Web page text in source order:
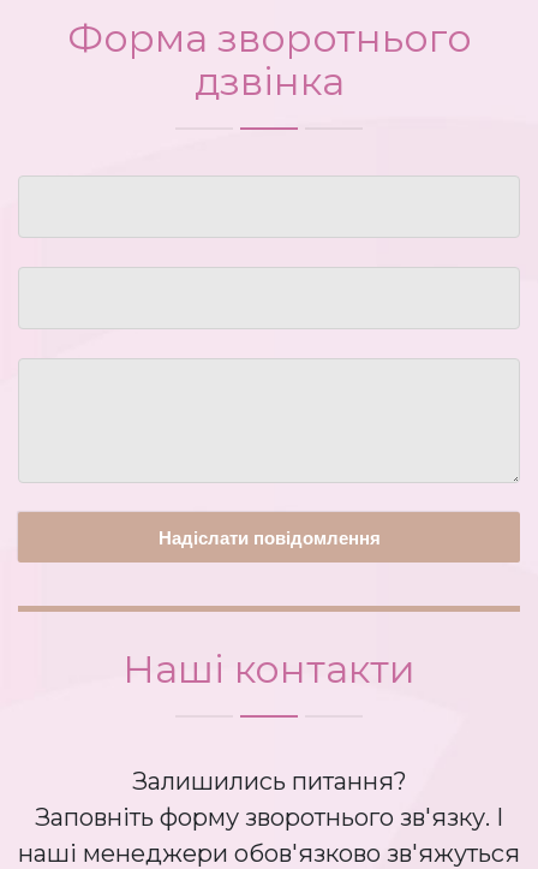
Форма зворотнього
дзвінка
Наші контакти
Залишились питання?
Заповніть форму зворотнього зв'язку. І
наші менеджери обов'язково зв'яжуться